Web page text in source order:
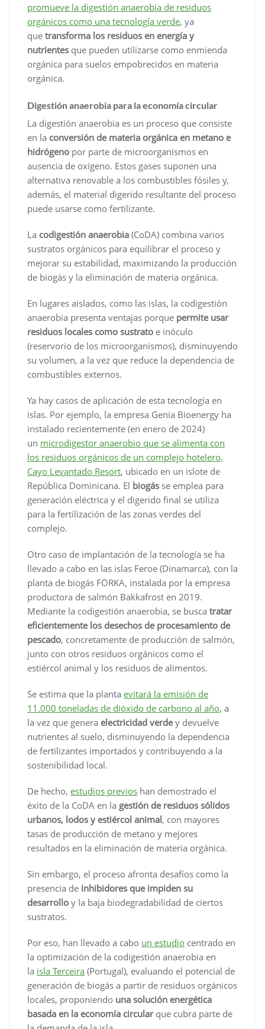
promueve la digestión anaerobia de residuos
orgánicos como una tecnología verde, ya
que transforma los residuos en energía y
nutrientes que pueden utilizarse como enmienda
orgánica para suelos empobrecidos en materia
orgánica.
Digestión anaerobia para la economía circular
La digestión anaerobia es un proceso que consiste
en la conversión de materia orgánica en metano e
hidrógeno por parte de microorganismos en
ausencia de oxígeno. Estos gases suponen una
alternativa renovable a los combustibles fósiles y,
además, el material digerido resultante del proceso
puede usarse como fertilizante.
La codigestión anaerobia (CoDA) combina varios
sustratos orgánicos para equilibrar el proceso y
mejorar su estabilidad, maximizando la producción
de biogás y la eliminación de materia orgánica.
En lugares aislados, como las islas, la codigestión
anaerobia presenta ventajas porque permite usar
residuos locales como sustrato e inóculo
(reservorio de los microorganismos), disminuyendo
su volumen, a la vez que reduce la dependencia de
combustibles externos.
Ya hay casos de aplicación de esta tecnología en
islas. Por ejemplo, la empresa Genia Bioenergy ha
instalado recientemente (en enero de 2024)
un microdigestor anaerobio que se alimenta con
los residuos orgánicos de un complejo hotelero,
Cayo Levantado Resort, ubicado en un islote de
República Dominicana. El biogás se emplea para
generación eléctrica y el digerido final se utiliza
para la fertilización de las zonas verdes del
complejo.
Otro caso de implantación de la tecnología se ha
llevado a cabo en las islas Feroe (Dinamarca), con la
planta de biogás FÖRKA, instalada por la empresa
productora de salmón Bakkafrost en 2019.
Mediante la codigestión anaerobia, se busca tratar
eficientemente los desechos de procesamiento de
pescado, concretamente de producción de salmón,
junto con otros residuos orgánicos como el
estiércol animal y los residuos de alimentos.
Se estima que la planta evitará la emisión de
11.000 toneladas de dióxido de carbono al año, a
la vez que genera electricidad verdey devuelve
nutrientes al suelo, disminuyendo la dependencia
de fertilizantes importados y contribuyendo a la
sostenibilidad local.
De hecho, estudios previos han demostrado el
éxito de la CoDA en la gestión de residuos sólidos
urbanos, lodos y estiércol animal, con mayores
tasas de producción de metano y mejores
resultados en la eliminación de materia orgánica.
Sin embargo, el proceso afronta desafíos como la
presencia de inhibidores que impiden su
desarrollo y la baja biodegradabilidad de ciertos
sustratos.
Por eso, han llevado a cabo un estudio centrado en
la optimización de la codigestión anaerobia en
la isla Terceira (Portugal), evaluando el potencial de
generación de biogás a partir de residuos orgánicos
locales, proponiendo una solución energética
basada en la economía circularque cubra parte de